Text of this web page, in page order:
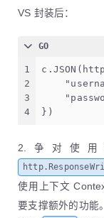
VS 封装后：
GO
1
2
3
4
})
2.争对使
使用上下文
要支撑额外的功能